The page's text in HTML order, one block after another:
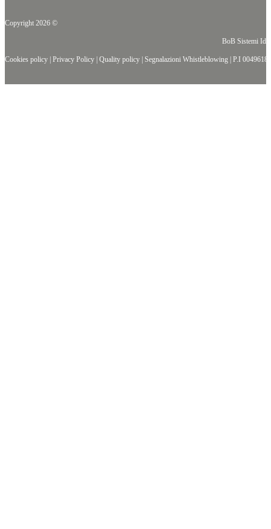
Copyright 2026 ©
BoB Sistemi
Cookies policy | Privacy Policy | Quality policy | Segnalazioni Whistleblowing | P.I